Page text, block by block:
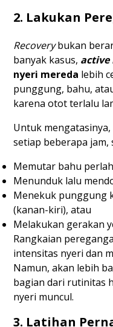
2. Lakukan
Recoverybukan
banyak kasus, active
nyeri mereda lebih
punggung, bahu,
karena otot terlalu
Untuk
setiap beberapa jam,
Memutar bahu
Menunduk lalu
Menekuk punggung
(kanan-kiri), atau
Melakukan gerakan
Rangkaian
intensitas nyeri dan
Namun, akan lebih
bagian dari rutinitas
nyeri muncul.
3. Latihan